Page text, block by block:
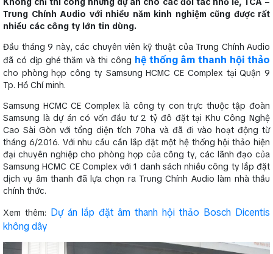
Trung Chính Audio với nhiều năm kinh nghiệm cũng được rất
nhiều các công ty lớn tin dùng.
Đầu tháng 9 này, các chuyên viên kỹ thuật của Trung Chính Audio
đã có dịp ghé thăm và thi công hệ thống âm thanh hội thảo
cho phòng họp công ty Samsung HCMC CE Complex tại Quận 9
Tp. Hồ Chí minh.
Samsung HCMC CE Complex là công ty con trực thuộc tập đoàn
Samsung là dự án có vốn đầu tư 2 tỷ đô đặt tại Khu Công Nghệ
Cao Sài Gòn với tổng diện tích 70ha và đã đi vào hoạt động từ
tháng 6/2016. Với nhu cầu cần lắp đặt một hệ thống hội thảo hiện
đại chuyên nghiệp cho phòng họp của công ty, các lãnh đạo của
Samsung HCMC CE Complex với 1 danh sách nhiều công ty lắp đặt
dịch vụ âm thanh đã lựa chọn ra Trung Chính Audio làm nhà thầu
chính thức.
Xem thêm: Dự án lắp đặt âm thanh hội thảo Bosch Dicentis
không dây